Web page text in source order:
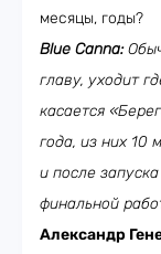
месяцы, годы?
Blue Canna:
главу, уходит
касается
года, из них 10
и после
финальной
Александр